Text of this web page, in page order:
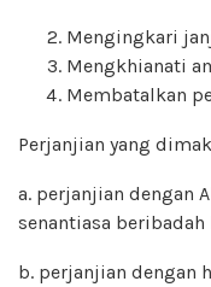
Mengingkari
Mengkhianati
Membatalkan
Perjanjian yang
a. perjanjian dengan
senantiasa beribadah
b. perjanjian dengan